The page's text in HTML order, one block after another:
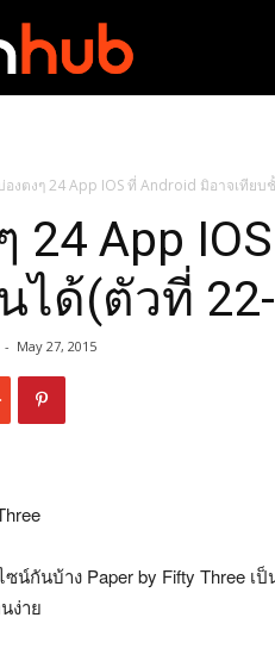
องตงๆ 24 App IOS ที่ Android มิอาจเทียบ
24 App
ได้(ตัวที่
- May 27, 2015
น์กันบ้าง Paper by Fifty Three
ง่าย